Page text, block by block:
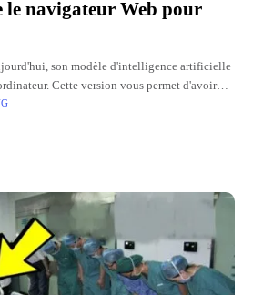
le navigateur Web pour
son modèle d'intelligence artificielle
Cette version vous permet d'avoir
directement avec les interfaces